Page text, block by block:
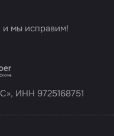
мы исправим!
ИНН 9725168751